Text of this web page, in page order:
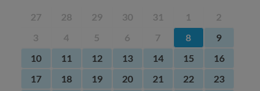
27 28 29 30 31 1
2
3
4 5 6 7 8
9
10
11 12 13 14 15
16
17
18 19 20 21 22
23